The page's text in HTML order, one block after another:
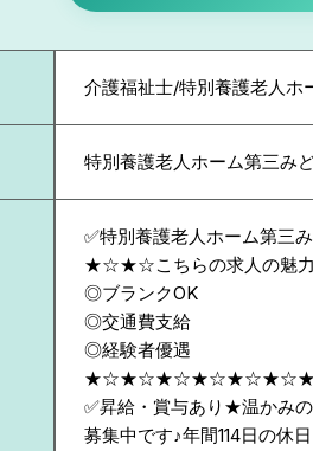
介護福祉士/特別養護老人ホ
特別養護老人ホーム第三み
✅特別養護老人ホーム第三
★☆★☆こちらの求人の
◎ブランクOK
◎交通費支給
◎経験者優遇
✅昇給・賞与あり★温かみ
募集中です♪年間114日の休